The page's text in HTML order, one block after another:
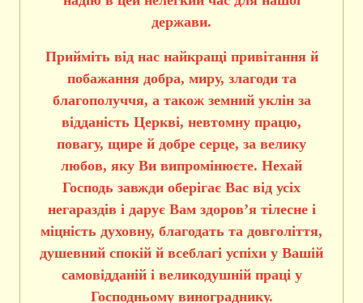
держави.
Прийміть від нас найкращі привітання й
побажання добра, миру, злагоди та
благополуччя, а також земний уклін за
відданість Церкві, невтомну працю,
повагу, щире й добре серце, за велику
любов, яку Ви випромінюєте. Нехай
Господь завжди оберігає Вас від усіх
негараздів і дарує Вам здоров’я тілесне і
міцність духовну, благодать та довголіття,
душевний спокій й всеблагі успіхи у Вашій
самовідданій і великодушній праці у
Господньому винограднику.